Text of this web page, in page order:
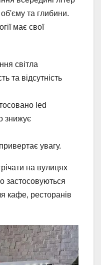
та глибини.
має свої
світла
та відсутність
led
знижує
увагу.
на вулицях
застосовуються
кафе, ресторанів